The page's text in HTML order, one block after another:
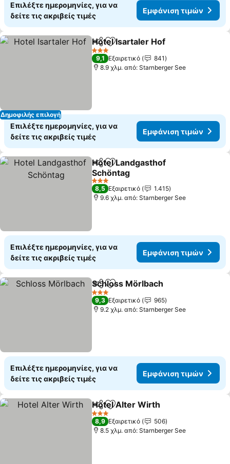
Επιλέξτε ημερομηνίες, για να
δείτε τις ακριβείς τιμές
Εμφάνιση τιμών
Δημοφιλής επιλογή
Κοινοποίηση
Προσθήκη στα αγαπημένα
Hotel Isartaler Hof
3 Αστέρια
9,1 Εξαιρετικό
841
8.9 χλμ. από: Starnberger See
Επιλέξτε ημερομηνίες, για να
δείτε τις ακριβείς τιμές
Εμφάνιση τιμών
Κοινοποίηση
Προσθήκη στα αγαπημένα
Hotel Landgasthof
Schöntag
3 Αστέρια
8,5 Εξαιρετικό
1.415
9.6 χλμ. από: Starnberger See
Επιλέξτε ημερομηνίες, για να
δείτε τις ακριβείς τιμές
Εμφάνιση τιμών
Κοινοποίηση
Προσθήκη στα αγαπημένα
Schloss Mörlbach
3 Αστέρια
9,3 Εξαιρετικό
965
9.2 χλμ. από: Starnberger See
Επιλέξτε ημερομηνίες, για να
δείτε τις ακριβείς τιμές
Εμφάνιση τιμών
Κοινοποίηση
Προσθήκη στα αγαπημένα
Hotel Alter Wirth
3 Αστέρια
8,9 Εξαιρετικό
506
8.5 χλμ. από: Starnberger See